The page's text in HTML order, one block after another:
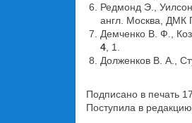
Редмонд Э.,
англ. Москва, ДМК
Демченко В. Ф.,
4 , 1.
Долженков В. А.,
Подписано в печать
Поступила в